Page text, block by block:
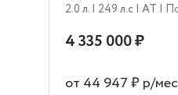
2.0 л. | 249 л.c | AT |
4 335 000 ₽
от 44 947 ₽ р/